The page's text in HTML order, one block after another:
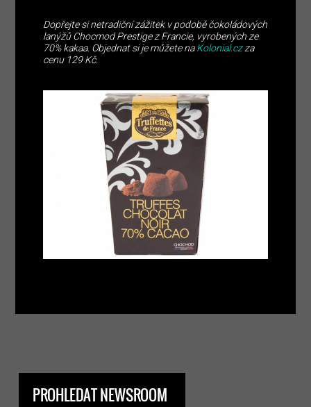
Dopřejte si netradiční zážitek v podobě čokoládových
lanýžů Chocmod Prestige z Francie, vyrobených ze
70% kakaa. Objednat si je můžete naKolonial.czza
cenu 129 Kč.
PROHLEDAT NEWSROOM